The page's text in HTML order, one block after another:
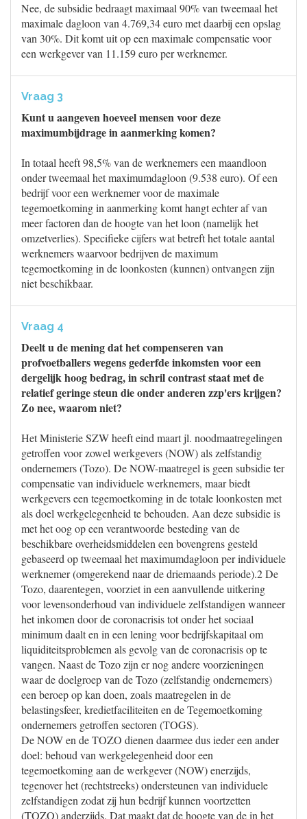
Nee, de subsidie bedraagt maximaal 90% van tweemaal het
maximale dagloon van 4.769,34 euro met daarbij een opslag
van 30%. Dit komt uit op een maximale compensatie voor
een werkgever van 11.159 euro per werknemer.
Vraag 3
Kunt u aangeven hoeveel mensen voor deze
maximumbijdrage in aanmerking komen?
In totaal heeft 98,5% van de werknemers een maandloon
onder tweemaal het maximumdagloon (9.538 euro). Of een
bedrijf voor een werknemer voor de maximale
tegemoetkoming in aanmerking komt hangt echter af van
meer factoren dan de hoogte van het loon (namelijk het
omzetverlies). Specifieke cijfers wat betreft het totale aantal
werknemers waarvoor bedrijven de maximum
tegemoetkoming in de loonkosten (kunnen) ontvangen zijn
niet beschikbaar.
Vraag 4
Deelt u de mening dat het compenseren van
profvoetballers wegens gederfde inkomsten voor een
dergelijk hoog bedrag, in schril contrast staat met de
relatief geringe steun die onder anderen zzp'ers krijgen?
Zo nee, waarom niet?
Het Ministerie SZW heeft eind maart jl. noodmaatregelingen
getroffen voor zowel werkgevers (NOW) als zelfstandig
ondernemers (Tozo). De NOW-maatregel is geen subsidie ter
compensatie van individuele werknemers, maar biedt
werkgevers een tegemoetkoming in de totale loonkosten met
als doel werkgelegenheid te behouden. Aan deze subsidie is
met het oog op een verantwoorde besteding van de
beschikbare overheidsmiddelen een bovengrens gesteld
gebaseerd op tweemaal het maximumdagloon per individuele
werknemer (omgerekend naar de driemaands periode).2 De
Tozo, daarentegen, voorziet in een aanvullende uitkering
voor levensonderhoud van individuele zelfstandigen wanneer
het inkomen door de coronacrisis tot onder het sociaal
minimum daalt en in een lening voor bedrijfskapitaal om
liquiditeitsproblemen als gevolg van de coronacrisis op te
vangen. Naast de Tozo zijn er nog andere voorzieningen
waar de doelgroep van de Tozo (zelfstandig ondernemers)
een beroep op kan doen, zoals maatregelen in de
belastingsfeer, kredietfaciliteiten en de Tegemoetkoming
ondernemers getroffen sectoren (TOGS).
De NOW en de TOZO dienen daarmee dus ieder een ander
doel: behoud van werkgelegenheid door een
tegemoetkoming aan de werkgever (NOW) enerzijds,
tegenover het (rechtstreeks) ondersteunen van individuele
zelfstandigen zodat zij hun bedrijf kunnen voortzetten
(TOZO) anderzijds. Dat maakt dat de hoogte van de in het